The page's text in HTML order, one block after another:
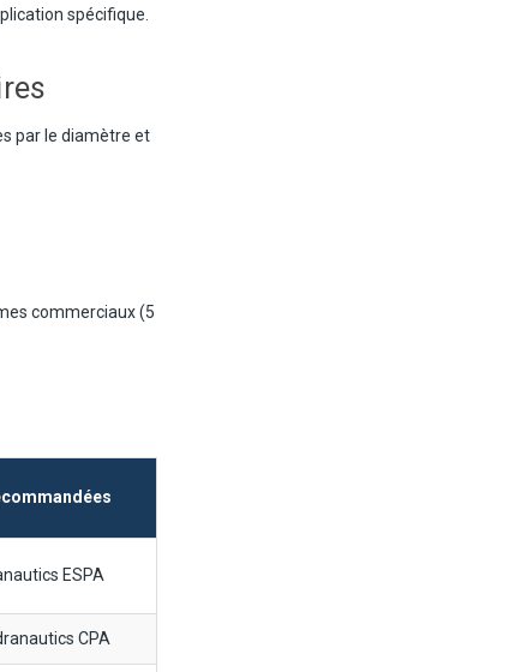
spécifique.
par le diamètre et
commerciaux (5
ESPA
CPA